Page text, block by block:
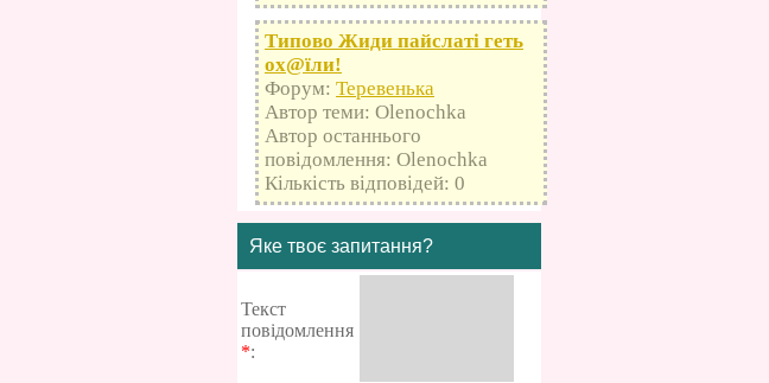
Типово Жиди пайслаті геть
оx@їли!
Форум: Теревенька
Автор теми: Olenochka
Автор останнього
повідомлення: Olenochka
Кількість відповідей: 0
Яке твоє запитання?
Текст
повідомлення
*: